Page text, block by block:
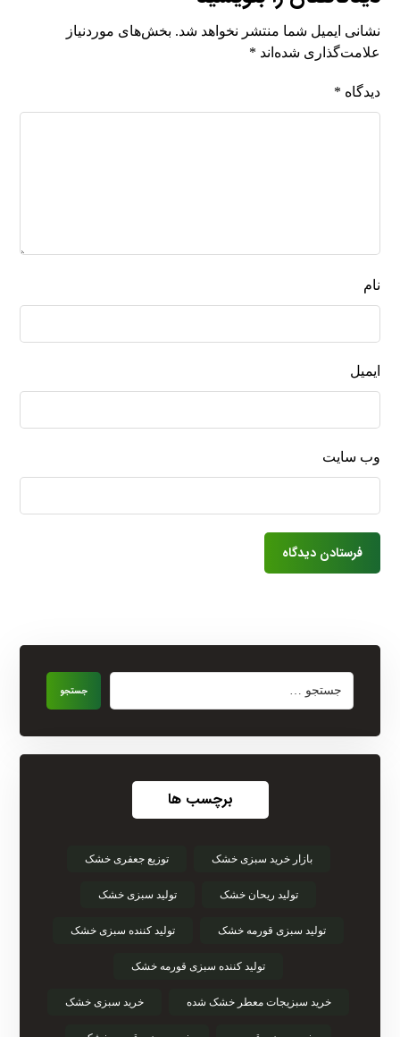
نشانی ایمیل شما منتشر نخواهد شد. بخش‌های موردنیاز
علامت‌گذاری شده‌اند *
دیدگاه *
نام
ایمیل
وب‌ سایت
برچسب ها
بازار خرید سبزی خشک توزیع جعفری خشک
تولید ریحان خشک تولید سبزی خشک
تولید سبزی قورمه خشک تولید کننده سبزی خشک
تولید کننده سبزی قورمه خشک
خرید سبزیجات معطر خشک شده خرید سبزی خشک